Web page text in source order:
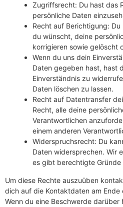
Zugriffsrecht: Du hast das
persönliche Daten
Recht auf Berichtigung:
du wünscht, deine
korrigieren sowie gelöscht
Wenn du uns dein
Daten gegeben hast, hast
Einverständnis zu
Daten löschen zu lassen.
Recht auf Datentransfer
Recht, alle deine
Verantwortlichen
einem anderen
Widerspruchsrecht: Du
Daten widersprechen. Wir
es gibt berechtigte
Um diese Rechte auszuüben
dich auf die Kontaktdaten am Ende
Wenn du eine Beschwerde darüber